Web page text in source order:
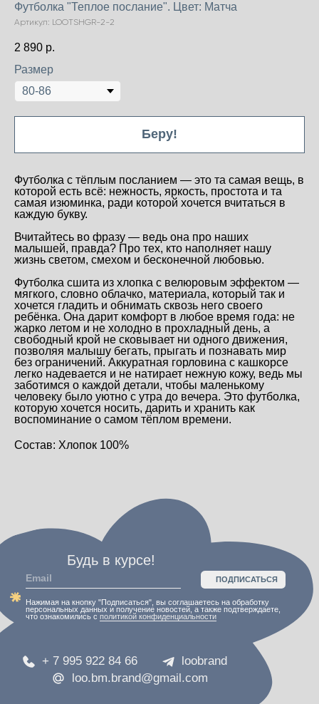
Футболка "Теплое послание". Цвет: Матча
Артикул: LOOTSHGR-2-2
2 890 р.
Размер
Беру!
Футболка с тёплым посланием — это та самая вещь, в
которой есть всё: нежность, яркость, простота и та
самая изюминка, ради которой хочется вчитаться в
каждую букву.
Вчитайтесь во фразу — ведь она про наших
малышей, правда? Про тех, кто наполняет нашу
жизнь светом, смехом и бесконечной любовью.
Футболка сшита из хлопка с велюровым эффектом —
мягкого, словно облачко, материала, который так и
хочется гладить и обнимать сквозь него своего
ребёнка. Она дарит комфорт в любое время года: не
жарко летом и не холодно в прохладный день, а
свободный крой не сковывает ни одного движения,
позволяя малышу бегать, прыгать и познавать мир
без ограничений. Аккуратная горловина с кашкорсе
легко надевается и не натирает нежную кожу, ведь мы
заботимся о каждой детали, чтобы маленькому
человеку было уютно с утра до вечера. Это футболка,
которую хочется носить, дарить и хранить как
воспоминание о самом тёплом времени.
Состав: Хлопок 100%
Будь в курсе!
политика конфиденциальности
пользовательское соглашение
loo.bm.brand@gmail.com
loobrand
+ 7 995 922 84 66
ПОДПИСАТЬСЯ
Нажимая на кнопку "Подписаться", вы соглашаетесь на обработку